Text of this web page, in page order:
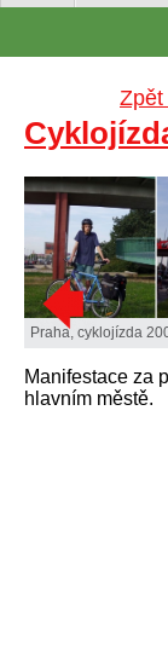
Praha, cyklojízda
Manifestace za
hlavním městě.